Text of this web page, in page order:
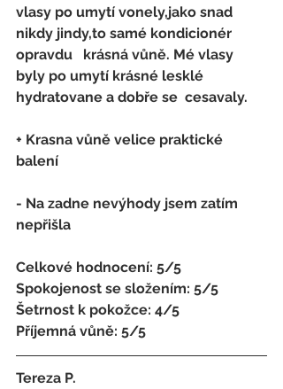
vlasy po umytí vonely,jako snad
nikdy jindy,to samé kondicionér
opravdu   krásná vůně. Mé vlasy
byly po umytí krásné lesklé
hydratovane a dobře se  cesavaly.
+ Krasna vůně velice praktické
balení
- Na zadne nevýhody jsem zatím
nepřišla
Celkové hodnocení: 5/5
Spokojenost se složením: 5/5
Šetrnost k pokožce: 4/5
Příjemná vůně: 5/5
Tereza P.